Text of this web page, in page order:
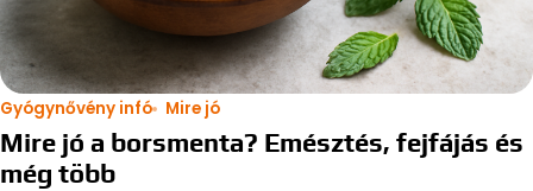
Gyógynővény infó Mire jó
Mire jó a borsmenta? Emésztés, fejfájás és
még több